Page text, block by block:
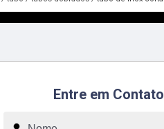
Entre em Contato